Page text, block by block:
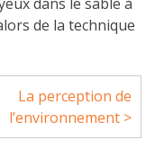
de la technique
La perception de
l’environnement >